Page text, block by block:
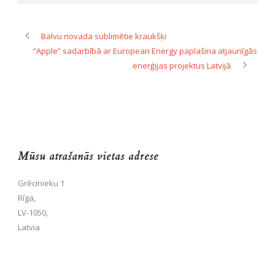
Balvu novada sublimētie kraukšķi
“Apple” sadarbībā ar European Energy paplašina atjaunīgās
enerģijas projektus Latvijā
Mūsu atrašanās vietas adrese
Grēcinieku 1
Rīga,
LV-1050,
Latvia